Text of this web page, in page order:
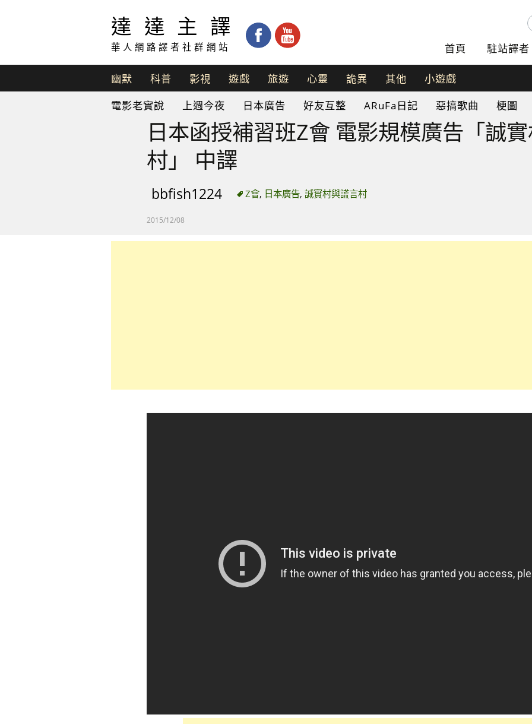
達達主譯
華人網路譯者社群網站 首頁 駐站譯者
幽默
脫
口
科普 影視 遊戲 旅遊 心靈 詭異 其他
小遊戲
遊
戲
電影老實說 上週今夜 日本廣告 好友互整 ARuFa日記 惡搞歌曲 梗圖
日本函授補習班Z會 電影規模廣告「誠
村」 中譯
bbfish1224 Z會, 日本廣告,誠實村與謊言村
2015/12/08